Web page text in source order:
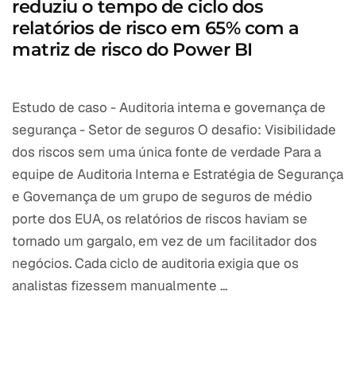
reduziu o tempo de ciclo dos
relatórios de risco em 65% com a
matriz de risco do Power BI
Estudo de caso - Auditoria interna e governança de
segurança - Setor de seguros O desafio: Visibilidade
dos riscos sem uma única fonte de verdade Para a
equipe de Auditoria Interna e Estratégia de Segurança
e Governança de um grupo de seguros de médio
porte dos EUA, os relatórios de riscos haviam se
tornado um gargalo, em vez de um facilitador dos
negócios. Cada ciclo de auditoria exigia que os
analistas fizessem manualmente ...